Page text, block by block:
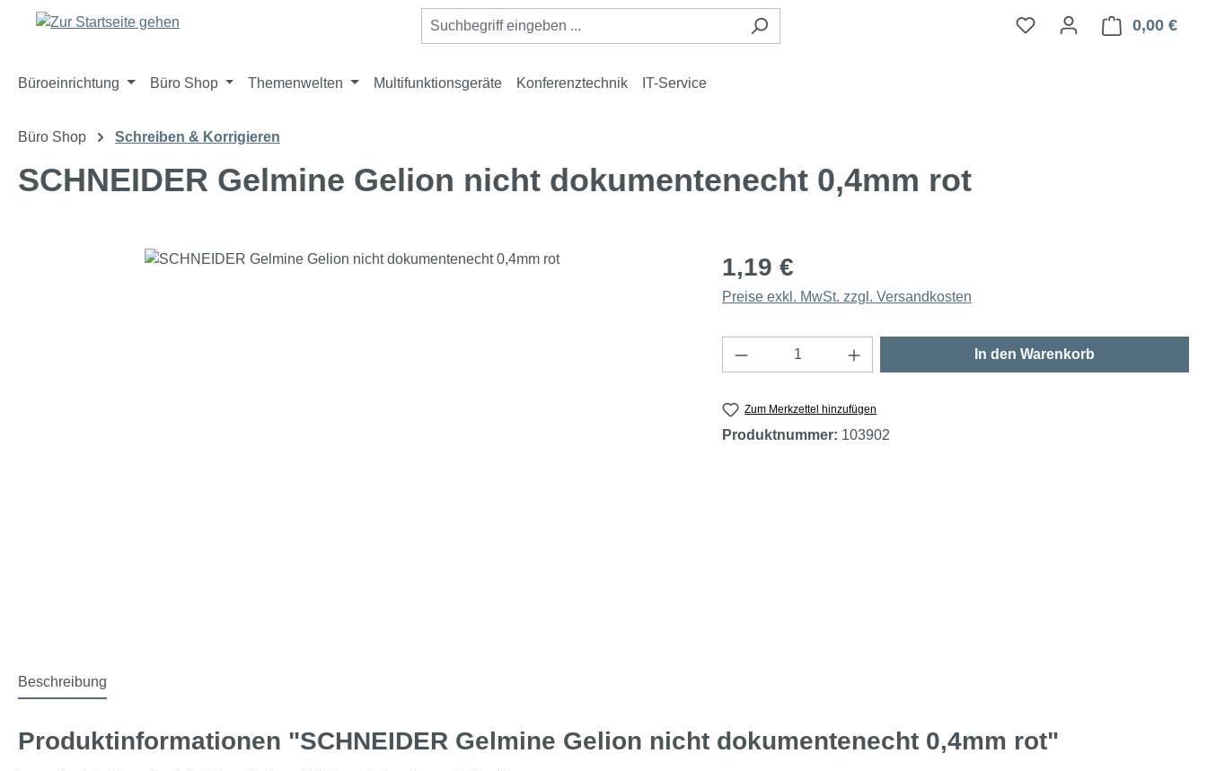
Hauptinhalt springen
Zur Suche springen
Zur Hauptnavigation springen 0,00 €
Büroeinrichtung Büro Shop Themenwelten Multifunktionsgeräte Konferenztechnik IT-Service
Büro Shop Schreiben & Korrigieren
SCHNEIDER Gelmine Gelion nicht dokumentenecht 0,4mm rot
Bildergalerie überspringen 1,19 €
Preise exkl. MwSt. zzgl. Versandkosten
Produkt Anzahl: Gib den gewünschten Wert ein
In den Warenkorb
Zum Merkzettel hinzufügen
Produktnummer: 103902
Beschreibung
Produktinformationen "SCHNEIDER Gelmine Gelion nicht dokumentenecht 0,4mm rot"